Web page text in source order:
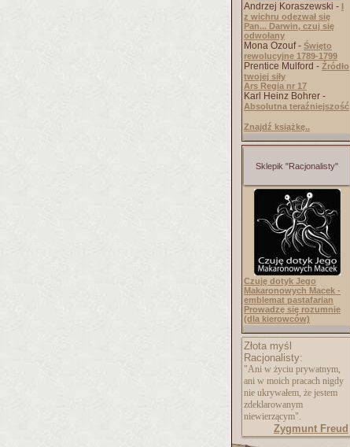
Andrzej Koraszewski - I
z wichru odezwał się
Pan... Darwin, czuj się
odwołany
Mona Ozouf - Święto
rewolucyjne 1789-1799
Prentice Mulford - Źródło
twojej siły
Ars Regia nr 17
Karl Heinz Bohrer -
Absolutna teraźniejszość
Znajdź książkę..
Sklepik "Racjonalisty"
Czuję dotyk Jego
Makaronowych Macek -
emblemat pastafarian
Prowadzę się rozumnie
(dla kierowców)
Złota myśl
Racjonalisty:
"Ani w życiu prywatnym,
ani w moich pracach nigdy
nie ukrywałem, że jestem
zdeklarowanym
niewierzącym".
Zygmunt Freud